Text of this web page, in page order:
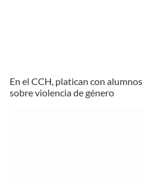
En el CCH, platican con alumnos
sobre violencia de género